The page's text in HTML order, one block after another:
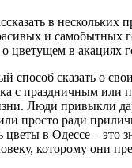
в нескольких
и самобытных
цветущем в акациях
способ сказать о
с праздничным или
Люди привыкли
просто ради
цветы в Одессе – это
которому они